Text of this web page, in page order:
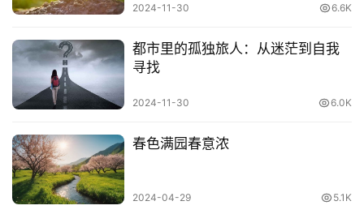
2024-11-30 6.6K
都市里的孤独旅人：从迷茫到自我
寻找
2024-11-30 6.0K
春色满园春意浓
2024-04-29 5.1K